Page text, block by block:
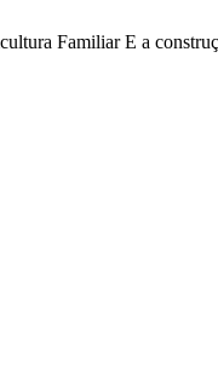
Familiar E a